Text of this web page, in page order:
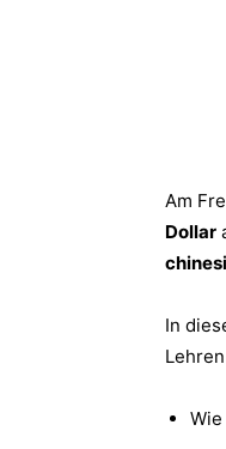
Am
Dollar
In